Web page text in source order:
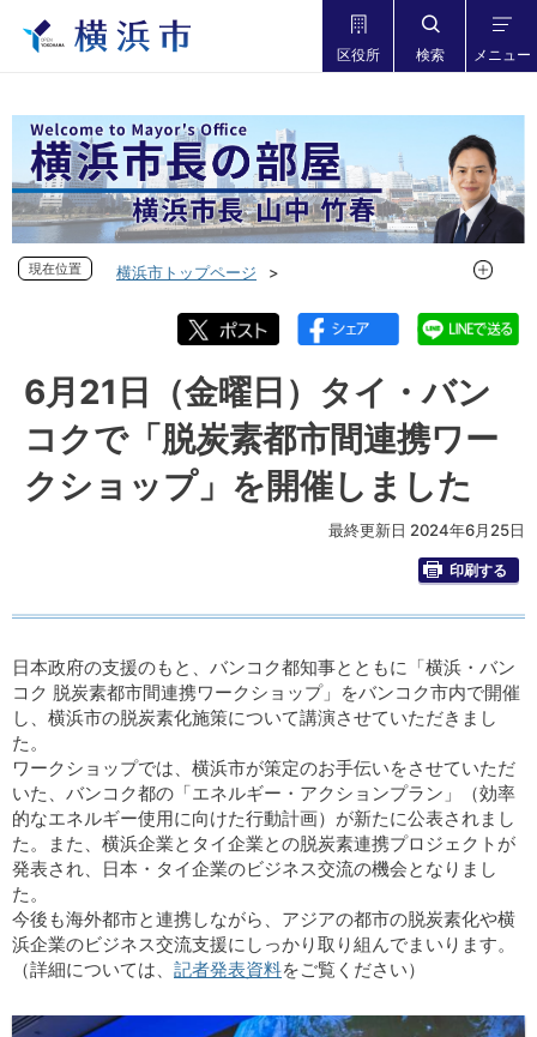
区役所 検索 メニュー
現在位置
横浜市トップページ
フォトダイアリー 2024年度
フォトダイアリー 2024年6月
6月21日（金曜日）タイ・バンコクで「脱炭素都市間連携ワー
クショップ」を開催しました
現在位
6月21日（金曜日）タイ・バン
コクで「脱炭素都市間連携ワー
クショップ」を開催しました
最終更新日 2024年6月25日
印刷する
日本政府の支援のもと、バンコク都知事とともに「横浜・バン
コク 脱炭素都市間連携ワークショップ」をバンコク市内で開催
し、横浜市の脱炭素化施策について講演させていただきまし
た。
ワークショップでは、横浜市が策定のお手伝いをさせていただ
いた、バンコク都の「エネルギー・アクションプラン」（効率
的なエネルギー使用に向けた行動計画）が新たに公表されまし
た。また、横浜企業とタイ企業との脱炭素連携プロジェクトが
発表され、日本・タイ企業のビジネス交流の機会となりまし
た。
今後も海外都市と連携しながら、アジアの都市の脱炭素化や横
浜企業のビジネス交流支援にしっかり取り組んでまいります。
（詳細については、 記者発表資料をご覧ください）